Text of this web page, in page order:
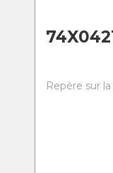
Repère sur